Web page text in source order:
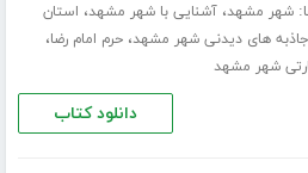
شهر مشهد،آشنایی با شهر مشهد، استان
جاذبه های دیدنی شهر مشهد،حرم امام رضا،
شهر مشهد
دانلود کتاب